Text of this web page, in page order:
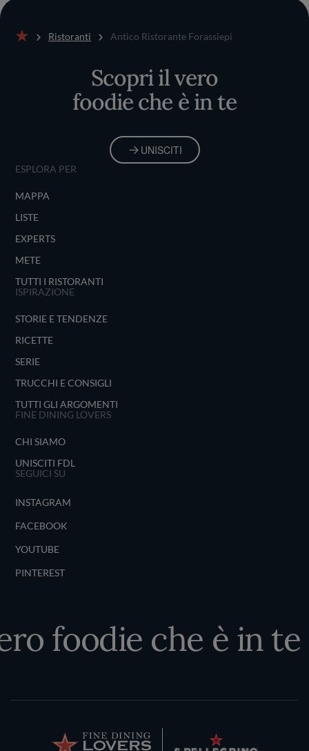
Ristoranti Antico Ristorante Forassiepi
Scopri il vero
foodie che è in te
UNISCITI
ESPLORA PER
MAPPA
LISTE
EXPERTS
METE
TUTTI I RISTORANTI
ISPIRAZIONE
STORIE E TENDENZE
RICETTE
SERIE
TRUCCHI E CONSIGLI
TUTTI GLI ARGOMENTI
FINE DINING LOVERS
CHI SIAMO
UNISCITI FDL
SEGUICI SU
INSTAGRAM
FACEBOOK
YOUTUBE
PINTEREST
foodie che è in te